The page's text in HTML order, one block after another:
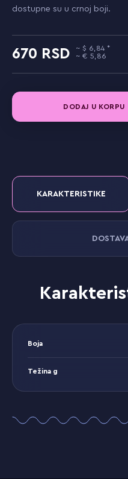
dostupne su u crnoj boji.
670
6,84
5,86
DODAJ U KORPU
KARAKTERISTIKE
Boja
Težina g